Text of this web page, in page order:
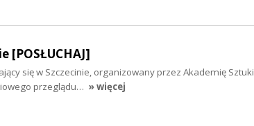
[POSŁUCHAJ]
się w Szczecinie, organizowany przez Akademię Sztuki
przeglądu… » więcej